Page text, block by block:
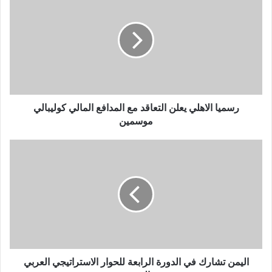
رسميا الاهلي يعلن التعاقد مع المدافع المالي كوليبالي
موسمين
اليمن تشارك في الدورة الرابعة للحوار الاستراتيجي العربي